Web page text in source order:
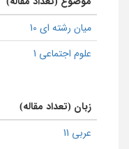
میان رشته ای 10
علوم اجتماعی 1
زبان (تعداد مقاله)
عربی 11